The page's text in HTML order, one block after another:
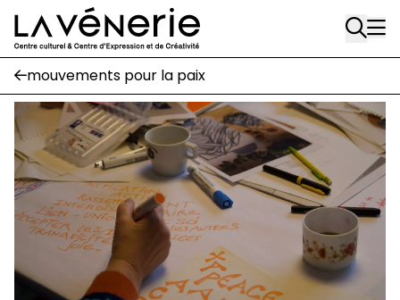
Aller au contenu principal
Rue Gratès, 3
1170 Watermael-Boitsfort
02 663 85 50
Écuries
Place Gilson, 3
1170 Watermael-Boitsfort
02 663 85 50
suivez-nous
Journal Vénerie- version papier
Newsletter
mouvements pour la paix